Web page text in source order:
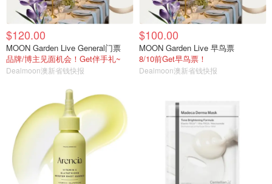
$120.00
MOON Garden Live General门票
品牌/博主见面机会！Get伴手礼~
Dealmoon澳新省钱快报
$100.00
MOON Garden Live 早鸟票
8/10前Get早鸟票！
Dealmoon澳新省钱快报